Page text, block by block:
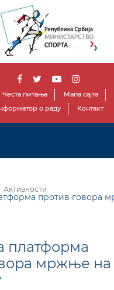
Честа питања Мапа сајта
о раду
Контакт
Активности
против говора
платформа
мржње на